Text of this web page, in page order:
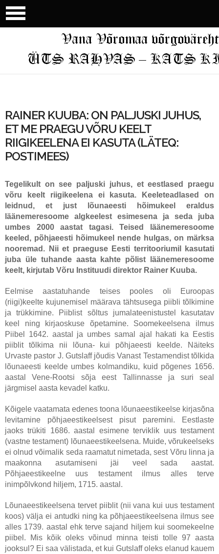
RAINER KUUBA: ON PALJUSKI JUHUS,
ET ME PRAEGU VÕRU KEELT
RIIGIKEELENA EI KASUTA (LÄTEQ:
POSTIMEES)
Tegelikult on see paljuski juhus, et eestlased praegu
võru keelt riigikeelena ei kasuta. Keeleteadlased on
leidnud, et just lõunaeesti hõimukeel eraldus
läänemeresoome algkeelest esimesena ja seda juba
umbes 2000 aastat tagasi. Teised läänemeresoome
keeled, põhjaeesti hõimukeel nende hulgas, on märksa
nooremad. Nii et praeguse Eesti territooriumil kasutati
juba üle tuhande aasta kahte põlist läänemeresoome
keelt, kirjutab Võru Instituudi direktor Rainer Kuuba.
Eelmise aastatuhande teises pooles oli Euroopas
(riigi)keelte kujunemisel määrava tähtsusega piibli tõlkimine
ja trükkimine. Piiblist sõltus jumalateenistustel kasutatav
keel ning kirjaoskuse õpetamine. Soomekeelsena ilmus
Piibel 1642. aastal ja umbes samal ajal hakati ka Eestis
piiblit tõlkima nii lõuna- kui põhjaeesti keelde. Näiteks
Urvaste pastor J. Gutslaff jõudis Vanast Testamendist tõlkida
lõunaeesti keelde umbes kolmandiku, kuid põgenes 1656.
aastal Vene-Rootsi sõja eest Tallinnasse ja suri seal
järgmisel aasta kevadel katku.
Kõigele vaatamata edenes toona lõunaeestikeelse kirjasõna
levitamine põhjaeestikeelsest pisut paremini. Eestlaste
jaoks trükiti 1686. aastal esimene terviklik uus testament
(vastne testament) lõunaeestikeelsena. Muide, võrukeelseks
ei olnud võimalik seda raamatut nimetada, sest Võru linna ja
maakonna asutamiseni jäi veel sada aastat.
Põhjaeestikeelne uus testament ilmus alles terve
inimpõlvkond hiljem, 1715. aastal.
Lõunaeestikeelsena tervet piiblit (nii vana kui uus testament
koos) välja ei antudki ning ka põhjaeestikeelsena ilmus see
alles 1739. aastal ehk terve sajand hiljem kui soomekeelne
piibel. Mis kõik oleks võinud minna teisti tolle 97 aasta
jooksul? Ei saa välistada, et kui Gutslaff oleks elanud kauem